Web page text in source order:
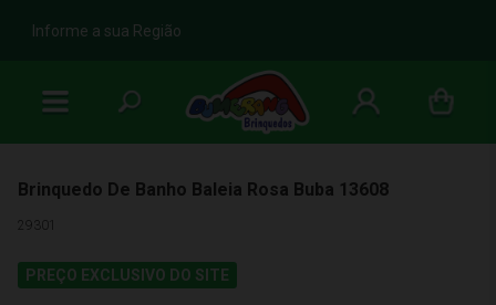
b
Informe a sua Região
Brinquedo De Banho Baleia Rosa Buba 13608
29301
PREÇO EXCLUSIVO DO SITE